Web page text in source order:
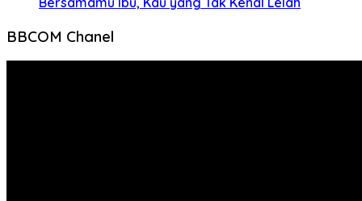
BBCOM Chanel